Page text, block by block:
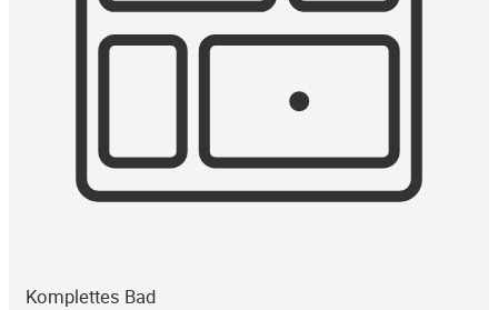
Komplettes Bad